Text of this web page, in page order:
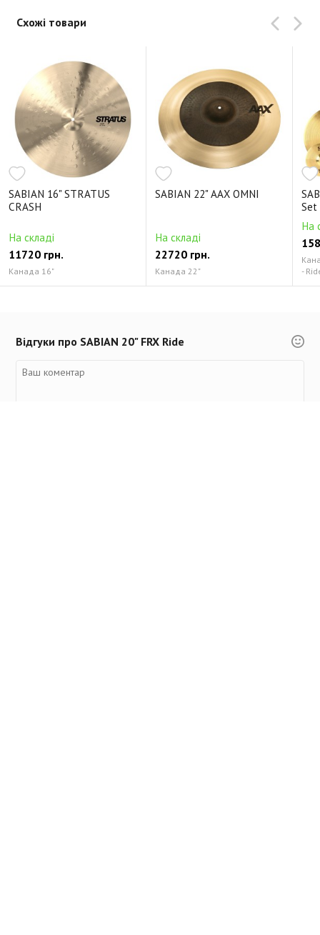
Схожі товари
SABIAN 16" STRATUS
CRASH
На складі
11720 грн.
Канада 16"
SABIAN 22" AAX OMNI
На складі
22720 грн.
Канада 22"
Set
На
-
Відгуки про SABIAN 20" FRX Ride